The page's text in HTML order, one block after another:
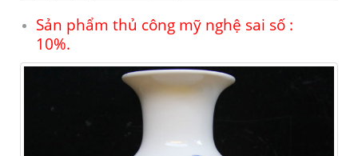
Sản phẩm thủ công mỹ nghệ sai số :
10%.